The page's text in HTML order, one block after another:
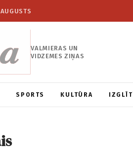
VALMIERAS UN
VIDZEMES ZIŅAS
SPORTS KULTŪRA